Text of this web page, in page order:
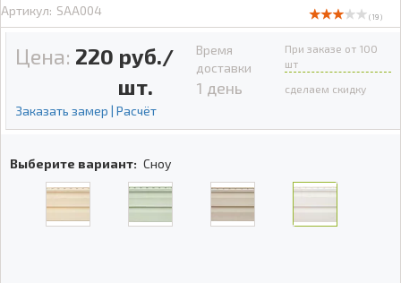
Артикул: SAA004 ( 19 )
Цена: 220 руб./
шт.
Заказать замер | Расчёт
Время
доставки
1 день
При заказе от 100
шт
сделаем скидку
Выберите вариант: Сноу